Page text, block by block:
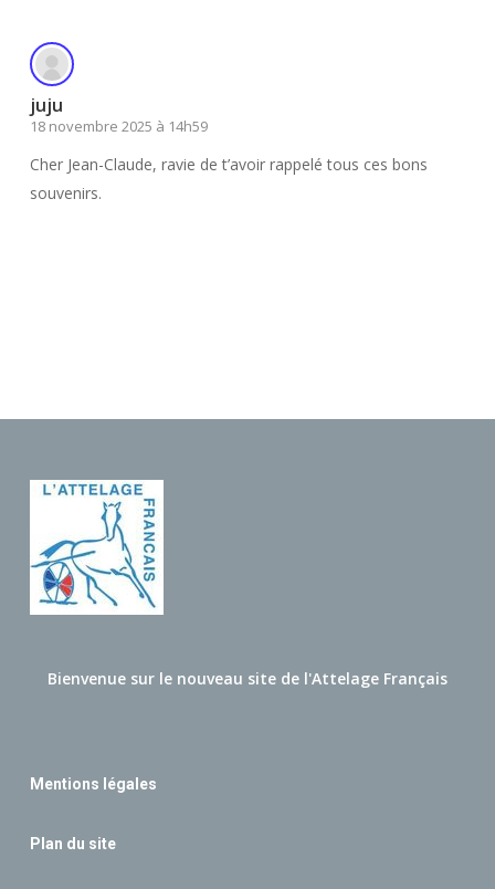
juju
18 novembre 2025 à 14h59
Cher Jean-Claude, ravie de t’avoir rappelé tous ces bons
souvenirs.
Bienvenue sur le nouveau site de l'Attelage Français
Mentions légales
Plan du site